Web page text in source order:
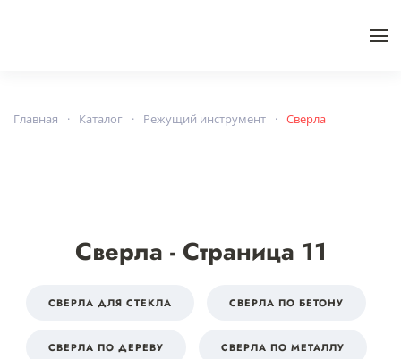
Главная Каталог Режущий инструмент Сверла
Сверла - Страница 11
СВЕРЛА ДЛЯ СТЕКЛА СВЕРЛА ПО БЕТОНУ
СВЕРЛА ПО ДЕРЕВУ СВЕРЛА ПО МЕТАЛЛУ